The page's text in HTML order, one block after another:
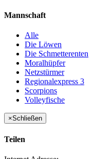
Mannschaft
Alle
Die Löwen
Die Schmetterenten
Moralhüpfer
Netzstürmer
Regionalexpress 3
Scorpions
Volleyfische
×Schließen
Teilen